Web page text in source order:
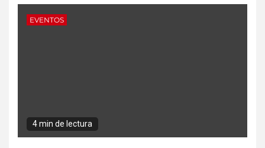
EVENTOS
4 min de lectura